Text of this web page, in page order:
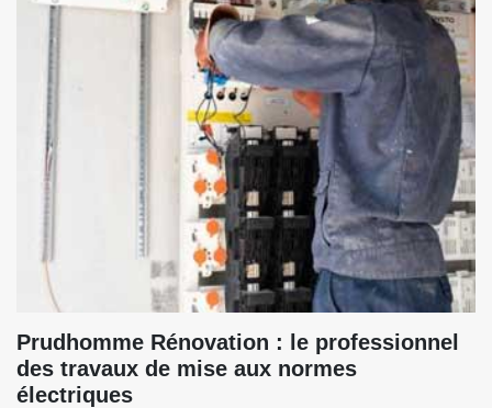
Prudhomme Rénovation : le professionnel
des travaux de mise aux normes
électriques